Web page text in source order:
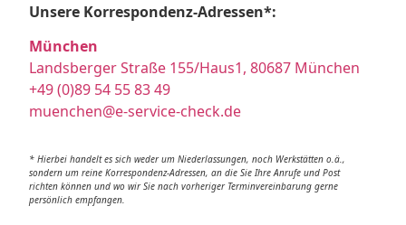
Unsere Korrespondenz-Adressen*:
München
Landsberger Straße 155/Haus1, 80687 München
+49 (0)89 54 55 83 49
muenchen@e-service-check.de
* Hierbei handelt es sich weder um Niederlassungen, noch Werkstätten o.ä.,
sondern um reine Korrespondenz-Adressen, an die Sie Ihre Anrufe und Post
richten können und wo wir Sie nach vorheriger Terminvereinbarung gerne
persönlich empfangen.